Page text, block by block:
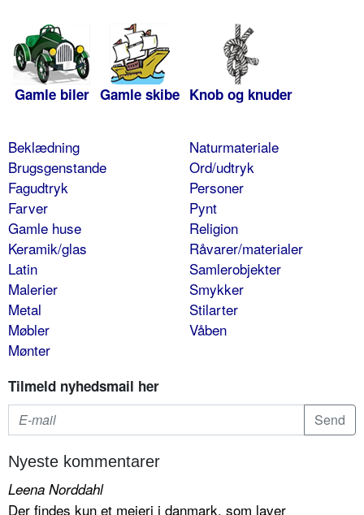
Gamle biler Gamle skibe Knob og knuder
Beklædning
Brugsgenstande
Fagudtryk
Farver
Gamle huse
Keramik/glas
Latin
Malerier
Metal
Møbler
Mønter
Naturmateriale
Ord/udtryk
Personer
Pynt
Religion
Råvarer/materialer
Samlerobjekter
Smykker
Stilarter
Våben
Tilmeld nyhedsmail her
Nyeste kommentarer
Leena Norddahl
Der findes kun et mejeri i danmark, som laver